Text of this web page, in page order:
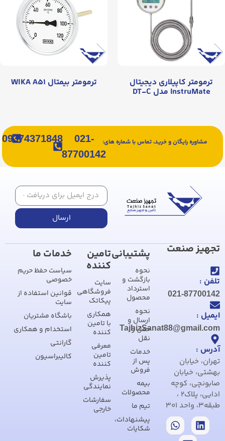
ترمومتر کاپیلاری دیجیتال
InstruMate مدل DT-C
ترمومتر بیمتال WIKA A۵۱
مشاوره رایگان و خرید، تماس با شماره های:
021-
87700142
09374371848
ارسال
تجهیز صنعت
تلفن :
021-87700142
ایمیل :
TajhizSanat88@gmail.com
آدرس :
تهران، خیابان
بهشتی، خیابان
صابونچی، کوچه
ادایی، پلاک2 ،
طبقه3، واحد 301
پشتیبانی
نحوه
بازگشت و
استرداد
محصول
نحوه
ارسال و
حمل و
نقل
خدمات
پس از
فروش
بیمه
محصولات
تیم ما
پیشنهادات،
شکایات
تامین
کننده
سایت
فروشگاهی
پیکاتک
همکاری
با تامین
کننده
معرفی
تامین
کننده
پذیرش
نمایندگی
سفارشات
خارجی
خدمات ما
سیاست حفظ حریم
خصوصی
قوانین استفاده از
سایت
باشگاه مشتریان
استخدام و همکاری
گارانتی
کالیبراسیون